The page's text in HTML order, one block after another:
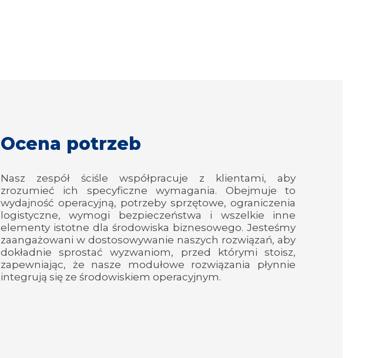
Ocena potrzeb
Nasz zespół ściśle współpracuje z klientami, aby
zrozumieć ich specyficzne wymagania. Obejmuje to
wydajność operacyjną, potrzeby sprzętowe, ograniczenia
logistyczne, wymogi bezpieczeństwa i wszelkie inne
elementy istotne dla środowiska biznesowego. Jesteśmy
zaangażowani w dostosowywanie naszych rozwiązań, aby
dokładnie sprostać wyzwaniom, przed którymi stoisz,
zapewniając, że nasze modułowe rozwiązania płynnie
integrują się ze środowiskiem operacyjnym.